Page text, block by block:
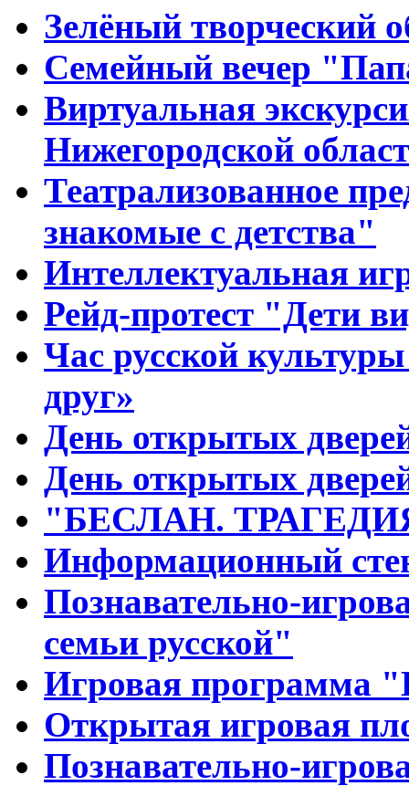
Зелёный творческий
Семейный вечер
Виртуальная
Нижегородской
Театрализованное
знакомые с детства"
Интеллектуальная
Рейд-протест "Дети
Час русской
друг»
День открытых
День открытых
"БЕСЛАН.
Информационный
Познавательно-
семьи русской"
Игровая программа
Открытая игровая
Познавательно-